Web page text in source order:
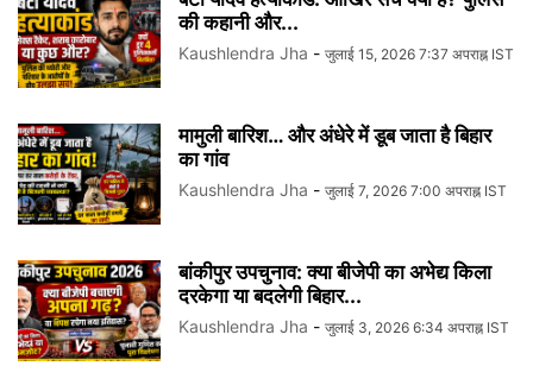
की कहानी और...
Kaushlendra Jha - जुलाई 15, 2026 7:37 अपराह्न IST
मामुली बारिश… और अंधेरे में डूब जाता है बिहार
का गांव
Kaushlendra Jha - जुलाई 7, 2026 7:00 अपराह्न IST
बांकीपुर उपचुनाव: क्या बीजेपी का अभेद्य किला
दरकेगा या बदलेगी बिहार...
Kaushlendra Jha - जुलाई 3, 2026 6:34 अपराह्न IST